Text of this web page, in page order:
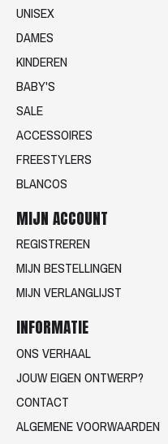
UNISEX
DAMES
KINDEREN
BABY'S
SALE
ACCESSOIRES
FREESTYLERS
BLANCOS
MIJN ACCOUNT
REGISTREREN
MIJN BESTELLINGEN
MIJN VERLANGLIJST
INFORMATIE
ONS VERHAAL
JOUW EIGEN ONTWERP?
CONTACT
ALGEMENE VOORWAARDEN